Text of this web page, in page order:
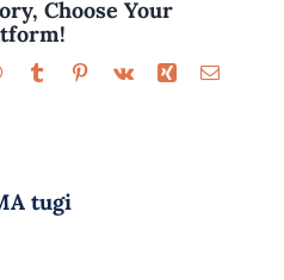
Choose Your
WhatsApp
TumblrPinterest
Vk Xing Email
tugi